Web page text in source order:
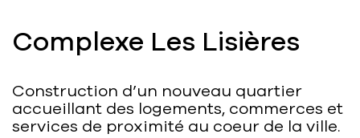
Complexe Les Lisières
Construction d’un nouveau quartier
accueillant des logements, commerces et
services de proximité au coeur de la ville.
Maître d'ouvrage
Autumn | Patriarche
Contractant général